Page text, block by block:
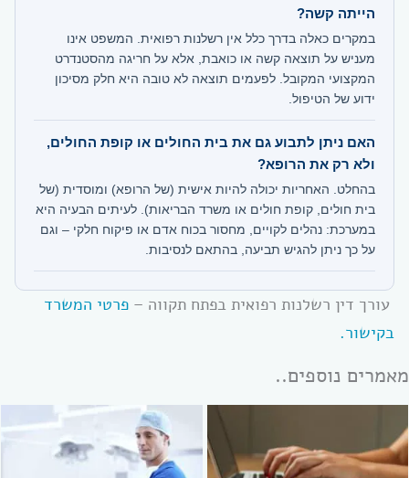
הייתה קשה?
במקרים כאלה בדרך כלל אין רשלנות רפואית. המשפט אינו
מעניש על תוצאה קשה או כואבת, אלא על חריגה מהסטנדרט
המקצועי המקובל. לפעמים תוצאה לא טובה היא חלק מסיכון
ידוע של הטיפול.
האם ניתן לתבוע גם את בית החולים או קופת החולים,
ולא רק את הרופא?
בהחלט. האחריות יכולה להיות אישית (של הרופא) ומוסדית (של
בית חולים, קופת חולים או משרד הבריאות). לעיתים הבעיה היא
במערכת: נהלים לקויים, מחסור בכוח אדם או פיקוח חלקי – וגם
על כך ניתן להגיש תביעה, בהתאם לנסיבות.
עורך דין רשלנות רפואית בפתח תקווה – פרטי המשרד
בקישור.
מאמרים נוספים..